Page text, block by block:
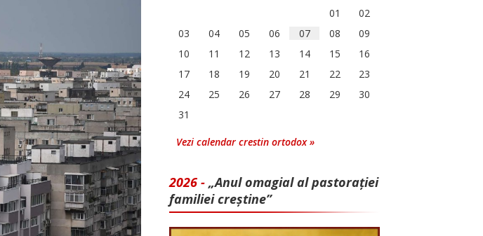
01
02
03
04 05 06 07 08
09
10
11 12 13 14 15
16
17
18 19 20 21 22
23
24
25 26 27 28 29
30
31
Vezi calendar crestin ortodox »
2026 - „Anul omagial al pastorației
familiei creștine”